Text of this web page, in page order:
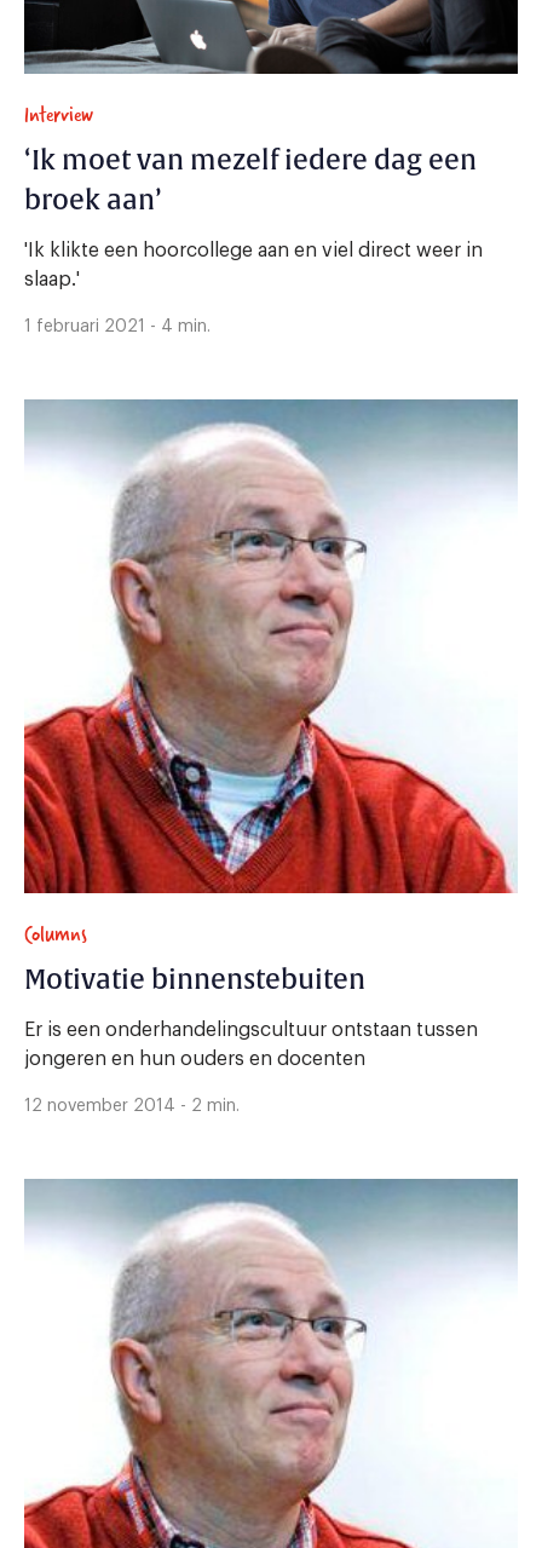
Interview
‘Ik moet van mezelf iedere dag een
broek aan’
'Ik klikte een hoorcollege aan en viel direct weer in
slaap.'
1 februari 2021 - 4 min.
Columns
Motivatie binnenstebuiten
Er is een onderhandelingscultuur ontstaan tussen
jongeren en hun ouders en docenten
12 november 2014 - 2 min.